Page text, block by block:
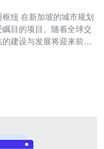
市规划
目的项目。随着全球交
建设与发展将迎来前所